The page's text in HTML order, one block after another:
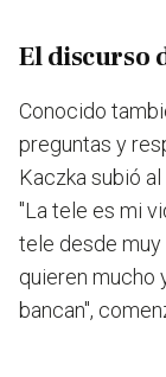
El discurso
Conocido
preguntas y
Kaczka subió
"La tele es mi
tele desde
quieren mucho
bancan",